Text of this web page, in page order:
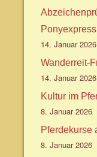
14. Januar 2026
Wanderreit-
14. Januar 2026
Kultur im
8. Januar 2026
Pferdekurse
8. Januar 2026